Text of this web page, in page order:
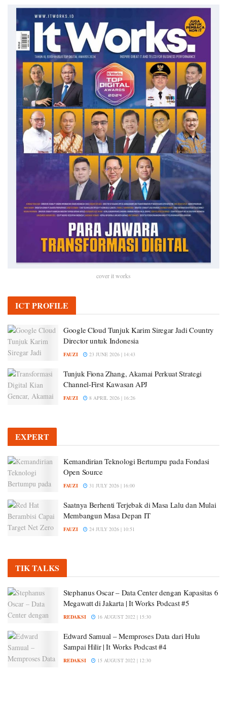
cover it works
ICT PROFILE
Google Cloud Tunjuk Karim Siregar Jadi Country
Director untuk Indonesia
FAUZI 23 JUNE 2026 | 14:43
Tunjuk Fiona Zhang, Akamai Perkuat Strategi
Channel-First Kawasan APJ
FAUZI 8 APRIL 2026 | 16:26
EXPERT
Kemandirian Teknologi Bertumpu pada Fondasi
Open Source
FAUZI 31 JULY 2026 | 16:00
Saatnya Berhenti Terjebak di Masa Lalu dan Mulai
Membangun Masa Depan IT
FAUZI 24 JULY 2026 | 10:51
TIK TALKS
Stephanus Oscar – Data Center dengan Kapasitas 6
Megawatt di Jakarta | It Works Podcast #5
REDAKSI 16 AUGUST 2022 | 15:30
Edward Samual – Memproses Data dari Hulu
Sampai Hilir | It Works Podcast #4
REDAKSI 15 AUGUST 2022 | 12:30